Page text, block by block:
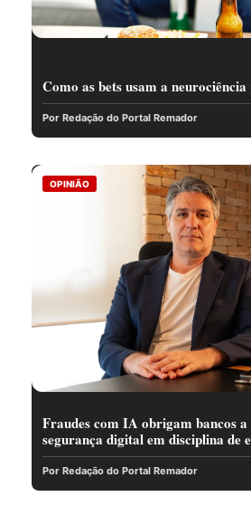
Como as bets usam a
Por Redação do Portal Remador
OPINIÃO
Fraudes com IA obrigam bancos
segurança digital em disciplina de
Por Redação do Portal Remador